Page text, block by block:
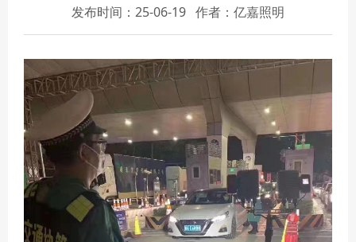
发布时间：25-06-19 作者：亿嘉照明